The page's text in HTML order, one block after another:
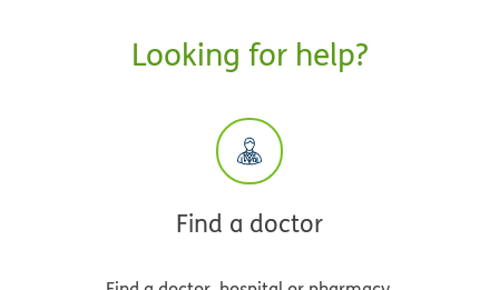
Looking for help?
Find a doctor